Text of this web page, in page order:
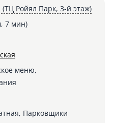
Ройял Парк, 3-й этаж)
7 мин)
меню,
Парковщики